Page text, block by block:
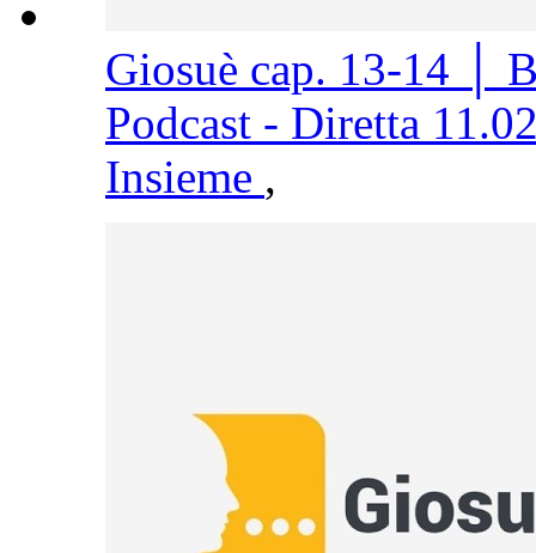
Giosuè cap. 13-14 │
Podcast - Diretta
Insieme ,